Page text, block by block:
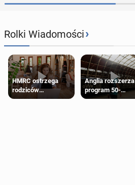
Rolki Wiadomości›
HMRC ostrzega
rodziców
pobierających Child
Anglia rozszerza
program 50-
procentowych